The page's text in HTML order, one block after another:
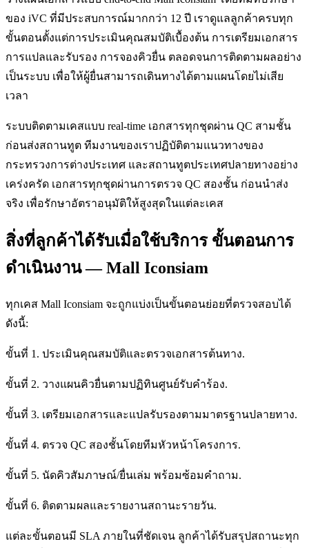
ของ iVC ที่มีประสบการณ์มากกว่า 12 ปี เราดูแลลูกค้าครบทุก
ขั้นตอนตั้งแต่การประเมินคุณสมบัติเบื้องต้น การเตรียมเอกสาร
การแปลและรับรอง การจองคิวยื่น ตลอดจนการติดตามผลอย่าง
เป็นระบบ เพื่อให้ผู้ยื่นสามารถเดินทางได้ตามแผนโดยไม่เสีย
เวลา
ระบบติดตามเคสแบบ real-time เอกสารทุกชุดผ่าน QC สามชั้น
ก่อนส่งสถานทูต ทีมงานของเราปฏิบัติตามแนวทางของ
กระทรวงการต่างประเทศ และสถานทูตประเทศปลายทางอย่าง
เคร่งครัด เอกสารทุกชุดผ่านการตรวจ QC สองชั้น ก่อนนำส่ง
จริง เพื่อรักษาอัตราอนุมัติให้สูงสุดในแต่ละเคส
สิ่งที่ลูกค้าได้รับเมื่อใช้บริการ ขั้นตอนการ
ดำเนินงาน — Mall Iconsiam
ทุกเคส Mall Iconsiam จะถูกแบ่งเป็นขั้นตอนย่อยที่ตรวจสอบได้
ดังนี้:
ขั้นที่ 1. ประเมินคุณสมบัติและตรวจเอกสารต้นทาง.
ขั้นที่ 2. วางแผนคิวยื่นตามปฏิทินศูนย์รับคำร้อง.
ขั้นที่ 3. เตรียมเอกสารและแปลรับรองตามมาตรฐานปลายทาง.
ขั้นที่ 4. ตรวจ QC สองชั้นโดยทีมหัวหน้าโครงการ.
ขั้นที่ 5. นัดคิวสัมภาษณ์/ยื่นเล่ม พร้อมซ้อมคำถาม.
ขั้นที่ 6. ติดตามผลและรายงานสถานะรายวัน.
แต่ละขั้นตอนมี SLA ภายในที่ชัดเจน ลูกค้าได้รับสรุปสถานะทุก